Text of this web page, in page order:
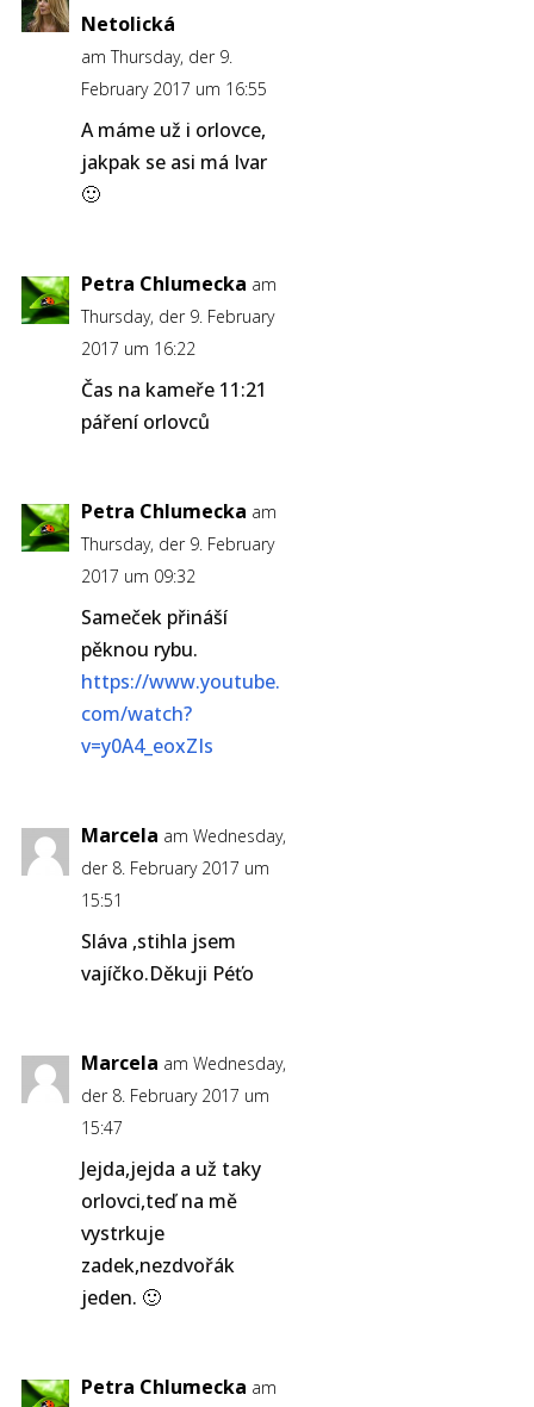
Netolická
am Thursday, der 9.
February 2017 um 16:55
A máme už i orlovce,
jakpak se asi má Ivar
🙂
Petra Chlumecka am
Thursday, der 9. February
2017 um 16:22
Čas na kameře 11:21
páření orlovců
Petra Chlumecka am
Thursday, der 9. February
2017 um 09:32
Sameček přináší
pěknou rybu.
https://www.youtube.
com/watch?
v=y0A4_eoxZIs
Marcela am Wednesday,
der 8. February 2017 um
15:51
Sláva ,stihla jsem
vajíčko.Děkuji Péťo
Marcela am Wednesday,
der 8. February 2017 um
15:47
Jejda,jejda a už taky
orlovci,teď na mě
vystrkuje
zadek,nezdvořák
jeden. 🙂
Petra Chlumecka am